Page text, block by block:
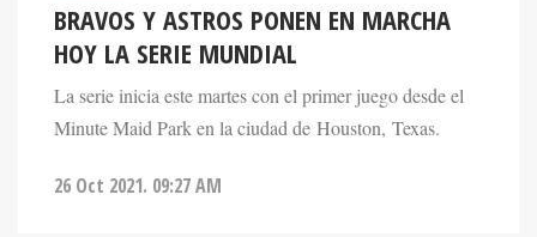
BRAVOS Y ASTROS PONEN EN MARCHA
HOY LA SERIE MUNDIAL
La serie inicia este martes con el primer juego desde el
Minute Maid Park en la ciudad de Houston, Texas.
26 Oct 2021. 09:27 AM